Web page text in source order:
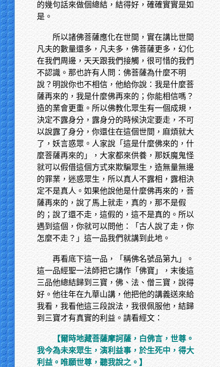
的幾句話來做個總結，結得好，確確實實是如
是。
所以諸佛菩薩應化在世間，實在講比世間
凡夫的數量還多，凡夫多，佛菩薩更多，幻化
在我們周邊，天天跟我們接觸，很可惜的我們
不認識。那也許有人問：佛菩薩為什麼不明
說？明說你也不相信，他給你說：我是什麼菩
薩再來的，我是什麼佛再來的；你能相信嗎？
造的業會更重。所以佛教化眾生有一個成規，
決定不露身分，露身分的時候決定要走，不可
以說露了身分，你還住在這個世間，麻煩就大
了，妖言惑眾。人家說「這是什麼佛來的，什
麼菩薩再來的」，大家都來供養，那妖魔鬼怪
就可以假借這個方式來欺騙眾生，造無量無邊
的罪業，迷惑眾生，所以真人不露相，露相決
定不是真人。如果他說他是什麼佛再來的，菩
薩再來的，說了馬上就走，真的，那不是假
的；說了還不走，這假的，這不是真的。所以
遇到這個，你就可以問他：「古人說了走，你
怎麼不走？」這一品我們就講到此地。
再看底下這一品，「稱佛名號品第九」。
這一品經聖一法師把它講作「佛寶」，末後這
三品他總結歸到三寶，佛、法、僧三寶，說得
好。他往年在九華山講，他把他的講義送來給
我看，我看他這三段說法，我很佩服他，結歸
到三寶才有真實的利益。請看經文：
【爾時地藏菩薩摩訶薩，白佛言，世尊。
我今為未來眾生，演利益事，於生死中，得大
利益。唯願世尊，聽我說之。】